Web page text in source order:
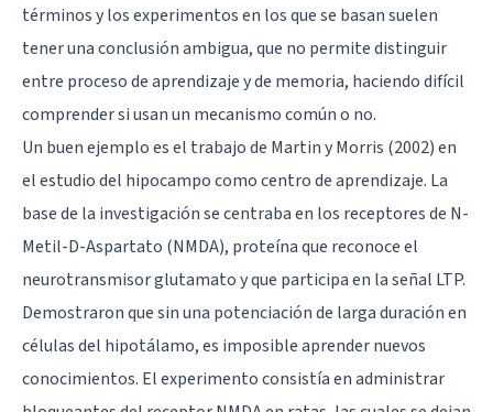
términos y los experimentos en los que se basan suelen
tener una conclusión ambigua, que no permite distinguir
entre proceso de aprendizaje y de memoria, haciendo difícil
comprender si usan un mecanismo común o no.
Un buen ejemplo es el trabajo de Martin y Morris (2002) en
el estudio del hipocampocomo centro de aprendizaje. La
base de la investigación se centraba en los receptores de N-
Metil-D-Aspartato (NMDA), proteína que reconoce el
neurotransmisorglutamatoy que participa en la señal LTP.
Demostraron que sin una potenciación de larga duración en
células del hipotálamo, es imposible aprender nuevos
conocimientos. El experimento consistía en administrar